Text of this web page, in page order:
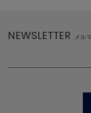
NEWSLETTER メル